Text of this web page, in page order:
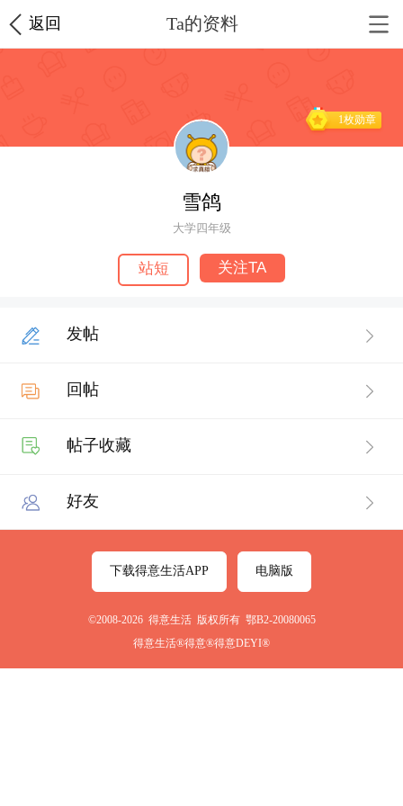
返回 Ta的资料
1枚勋章
雪鸽
大学四年级
站短 关注TA
发帖
回帖
帖子收藏
好友
下载得意生活APP 电脑版
©2008-2026 得意生活 版权所有 鄂B2-20080065
得意生活®得意®得意DEYI®